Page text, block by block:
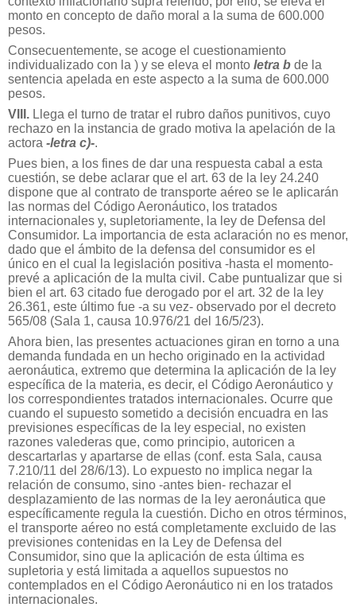
monto en concepto de daño moral a la suma de 600.000
pesos.
Consecuentemente, se acoge el cuestionamiento
individualizado con la ) y se eleva el monto letra b de la
sentencia apelada en este aspecto a la suma de 600.000
pesos.
VIII. Llega el turno de tratar el rubro daños punitivos, cuyo
rechazo en la instancia de grado motiva la apelación de la
actora -letra c)-.
Pues bien, a los fines de dar una respuesta cabal a esta
cuestión, se debe aclarar que el art. 63 de la ley 24.240
dispone que al contrato de transporte aéreo se le aplicarán
las normas del Código Aeronáutico, los tratados
internacionales y, supletoriamente, la ley de Defensa del
Consumidor. La importancia de esta aclaración no es menor,
dado que el ámbito de la defensa del consumidor es el
único en el cual la legislación positiva -hasta el momento-
prevé a aplicación de la multa civil. Cabe puntualizar que si
bien el art. 63 citado fue derogado por el art. 32 de la ley
26.361, este último fue -a su vez- observado por el decreto
565/08 (Sala 1, causa 10.976/21 del 16/5/23).
Ahora bien, las presentes actuaciones giran en torno a una
demanda fundada en un hecho originado en la actividad
aeronáutica, extremo que determina la aplicación de la ley
específica de la materia, es decir, el Código Aeronáutico y
los correspondientes tratados internacionales. Ocurre que
cuando el supuesto sometido a decisión encuadra en las
previsiones específicas de la ley especial, no existen
razones valederas que, como principio, autoricen a
descartarlas y apartarse de ellas (conf. esta Sala, causa
7.210/11 del 28/6/13). Lo expuesto no implica negar la
relación de consumo, sino -antes bien- rechazar el
desplazamiento de las normas de la ley aeronáutica que
específicamente regula la cuestión. Dicho en otros términos,
el transporte aéreo no está completamente excluido de las
previsiones contenidas en la Ley de Defensa del
Consumidor, sino que la aplicación de esta última es
supletoria y está limitada a aquellos supuestos no
contemplados en el Código Aeronáutico ni en los tratados
internacionales.